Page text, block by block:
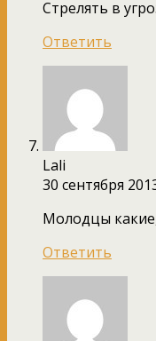
Стрелять в
Ответить
Lali
30 сентября
Молодцы
Ответить